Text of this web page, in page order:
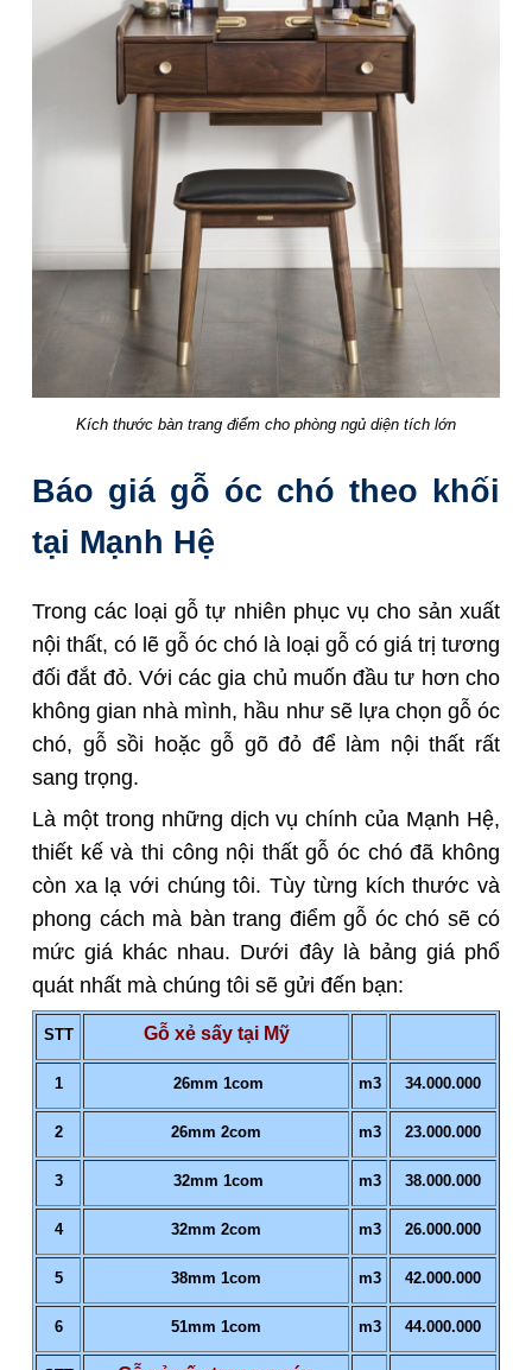
Kích thước bàn trang điểm cho phòng ngủ diện tích lớn
Báo giá gỗ óc chó theo khối
tại Mạnh Hệ
Trong các loại gỗ tự nhiên phục vụ cho sản xuất
nội thất, có lẽ gỗ óc chó là loại gỗ có giá trị tương
đối đắt đỏ. Với các gia chủ muốn đầu tư hơn cho
không gian nhà mình, hầu như sẽ lựa chọn gỗ óc
chó, gỗ sồi hoặc gỗ gõ đỏ để làm nội thất rất
sang trọng.
Là một trong những dịch vụ chính của Mạnh Hệ,
thiết kế và thi công nội thất gỗ óc chó đã không
còn xa lạ với chúng tôi. Tùy từng kích thước và
phong cách mà bàn trang điểm gỗ óc chó sẽ có
mức giá khác nhau. Dưới đây là bảng giá phổ
quát nhất mà chúng tôi sẽ gửi đến bạn:
STT Gỗ xẻ sấy tại Mỹ
1 26mm 1com m3 34.000.000
2 26mm 2com m3 23.000.000
3 32mm 1com m3 38.000.000
4 32mm 2com m3 26.000.000
5 38mm 1com m3 42.000.000
6 51mm 1com m3 44.000.000